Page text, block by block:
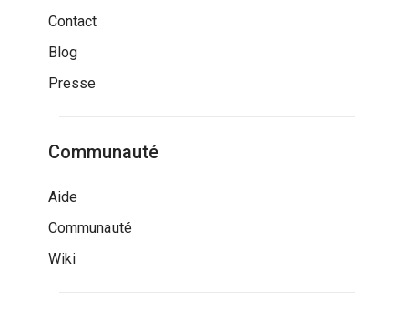
Contact
Blog
Presse
Communauté
Aide
Communauté
Wiki